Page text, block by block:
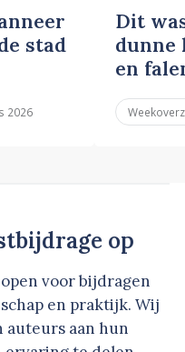
stad
2026
Dit
dunne
en
op
voor bijdragen
en praktijk. Wij
auteurs aan hun